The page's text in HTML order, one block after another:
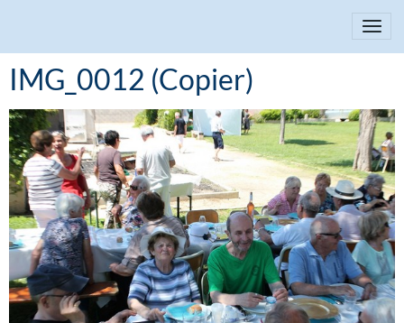
IMG_0012 (Copier)